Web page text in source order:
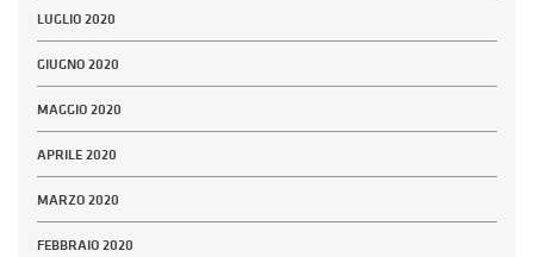
LUGLIO 2020
GIUGNO 2020
MAGGIO 2020
APRILE 2020
MARZO 2020
FEBBRAIO 2020